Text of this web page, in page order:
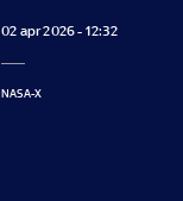
02 apr 2026 - 12:32
NASA-X